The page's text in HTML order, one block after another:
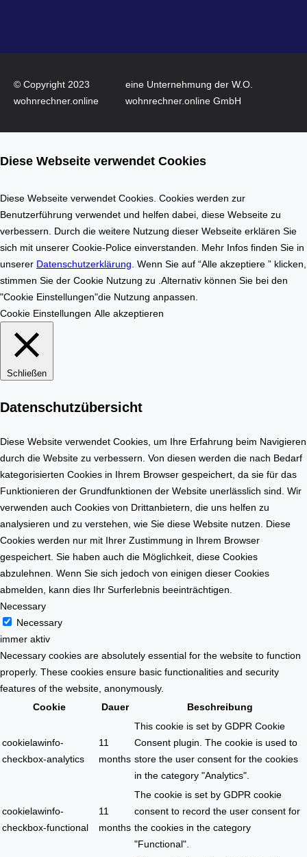
v
u
f
d
e
m
I
m
a
r
k
t
c
b
r
t
e
l
l
e
n
© Copyright 2023
wohnrechner.online
eine Unternehmung der W.O.
wohnrechner.online GmbH
Diese Webseite verwendet Cookies
Diese Webseite verwendet Cookies. Cookies werden zur
Benutzerführung verwendet und helfen dabei, diese Webseite zu
verbessern. Durch die weitere Nutzung dieser Webseite erklären Sie
sich mit unserer Cookie-Police einverstanden. Mehr Infos finden Sie in
unserer Datenschutzerklärung . Wenn Sie auf “Alle akzeptiere ” klicken,
stimmen Sie der Cookie Nutzung zu .Alternativ können Sie bei den
"Cookie Einstellungen"die Nutzung anpassen.
Cookie Einstellungen Alle akzeptieren
Schließen
Datenschutzübersicht
Diese Website verwendet Cookies, um Ihre Erfahrung beim Navigieren
durch die Website zu verbessern. Von diesen werden die nach Bedarf
kategorisierten Cookies in Ihrem Browser gespeichert, da sie für das
Funktionieren der Grundfunktionen der Website unerlässlich sind. Wir
verwenden auch Cookies von Drittanbietern, die uns helfen zu
analysieren und zu verstehen, wie Sie diese Website nutzen. Diese
Cookies werden nur mit Ihrer Zustimmung in Ihrem Browser
gespeichert. Sie haben auch die Möglichkeit, diese Cookies
abzulehnen. Wenn Sie sich jedoch von einigen dieser Cookies
abmelden, kann dies Ihr Surferlebnis beeinträchtigen.
Necessary
Necessary
immer aktiv
Necessary cookies are absolutely essential for the website to function
properly. These cookies ensure basic functionalities and security
features of the website, anonymously.
Cookie
Dauer Beschreibung
cookielawinfo-
checkbox-analytics
11
months
This cookie is set by GDPR Cookie
Consent plugin. The cookie is used to
store the user consent for the cookies
in the category "Analytics".
cookielawinfo-
checkbox-functional
11
months
The cookie is set by GDPR cookie
consent to record the user consent for
the cookies in the category
"Functional".